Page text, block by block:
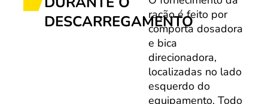
DESCARREGAMENTO
ração é feito por
comporta dosadora
e bica
direcionadora,
localizadas no lado
esquerdo do
equipamento. Todo